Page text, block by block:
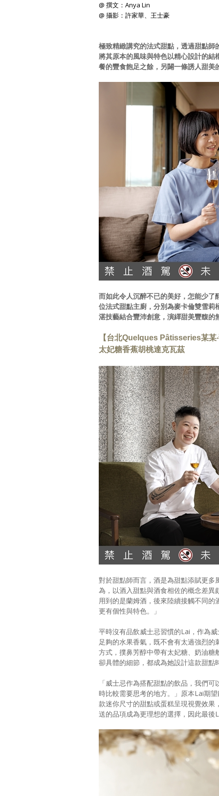
@ 撰文：Anya Lin
@ 攝影：許家華、王士豪
極致精緻講究的法式甜點，透過甜點
將其原本的風味與特色以精心設計的
餐的豐食飽足之餘，另闢一條誘人甜美
而如此令人沉醉不已的美好，怎能少
位法式甜點主廚，分別為麥卡倫雙雪
湛技藝結合豐沛創意，演繹甜美豐馥的
【台北Quelques Pâtisseries某某
太妃糖香蕉胡桃達克瓦茲
對於甜點師而言，酒是為甜點添賦更
為，以酒入甜點與酒食相佐的概念差
用到的是蘭姆酒，後來陸續接觸不同
更有個性與特色。」
平時沒有品飲威士忌習慣的Lai，作為
足夠的水果香氣，既不會有太過強烈
方式，撲鼻芳醇中帶有太妃糖、奶油
卻具體的細節，都成為她設計這款甜點
「威士忌作為搭配甜點的飲品，我們
時比較需要思考的地方。」原本Lai期
款迷你尺寸的甜點或蛋糕呈現視覺效
送的品項成為更理想的選擇，因此最